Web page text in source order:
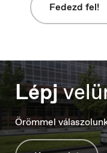
Nederland
Nederlands
Fedezd fel!
Lépj
Örömmel